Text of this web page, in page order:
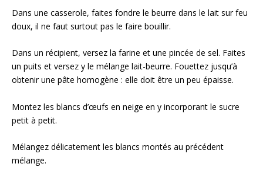
Dans une casserole, faites fondre le beurre dans le lait sur feu
doux, il ne faut surtout pas le faire bouillir.
Dans un récipient, versez la farine et une pincée de sel. Faites
un puits et versez y le mélange lait-beurre. Fouettez jusqu’à
obtenir une pâte homogène : elle doit être un peu épaisse.
Montez les blancs d’œufs en neige en y incorporant le sucre
petit à petit.
Mélangez délicatement les blancs montés au précédent
mélange.